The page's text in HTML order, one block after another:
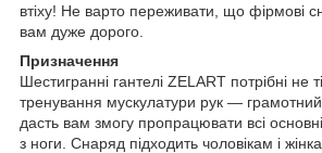
втіху! Не варто переживати, що фірмові
вам дуже дорого.
Призначення
Шестигранні гантелі ZELART потрібні не
тренування мускулатури рук —
дасть вам змогу пропрацювати всі
з ноги. Снаряд підходить чоловікам і